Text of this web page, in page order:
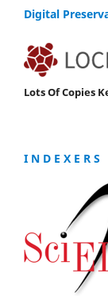
Digital
Lots Of Copies
I N D E X E R S